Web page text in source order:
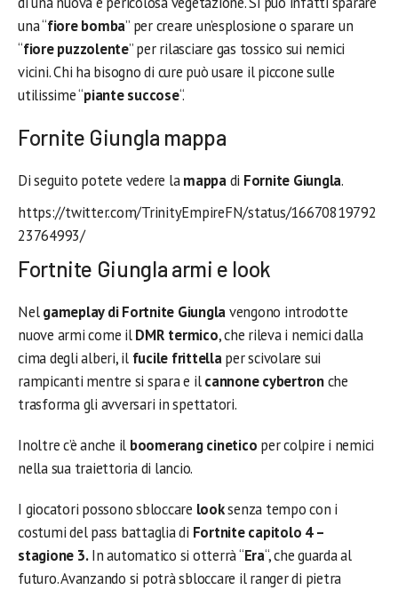
una “fiore bomba” per creare un’esplosione o sparare un
“fiore puzzolente” per rilasciare gas tossico sui nemici
vicini. Chi ha bisogno di cure può usare il piccone sulle
utilissime “piante succose“.
Fornite Giungla mappa
Di seguito potete vedere lamappadi Fornite Giungla.
https://twitter.com/TrinityEmpireFN/status/16670819792
23764993/
Fortnite Giungla armi e look
Nelgameplay di Fortnite Giunglavengono introdotte
nuove armi come ilDMR termico, che rileva i nemici dalla
cima degli alberi, il fucile frittellaper scivolare sui
rampicanti mentre si spara e ilcannone cybertronche
trasforma gli avversari in spettatori.
Inoltre c’è anche il boomerang cinetico per colpire i nemici
nella sua traiettoria di lancio.
I giocatori possono sbloccare looksenza tempo con i
costumi del pass battaglia di Fortnite capitolo 4 –
stagione 3.In automatico si otterrà “Era“, che guarda al
futuro. Avanzando si potrà sbloccare il ranger di pietra